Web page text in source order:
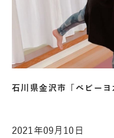
石川県金沢市「ベビー
2021年09月10日